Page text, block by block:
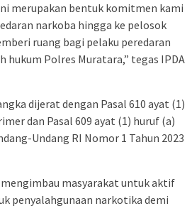
merupakan bentuk komitmen kami
narkoba hingga ke pelosok
ruang bagi pelaku peredaran
hukum Polres Muratara,” tegas IPDA
dijerat dengan Pasal 610 ayat (1)
dan Pasal 609 ayat (1) huruf (a)
Undang RI Nomor 1 Tahun 2023
mengimbau masyarakat untuk aktif
penyalahgunaan narkotika demi